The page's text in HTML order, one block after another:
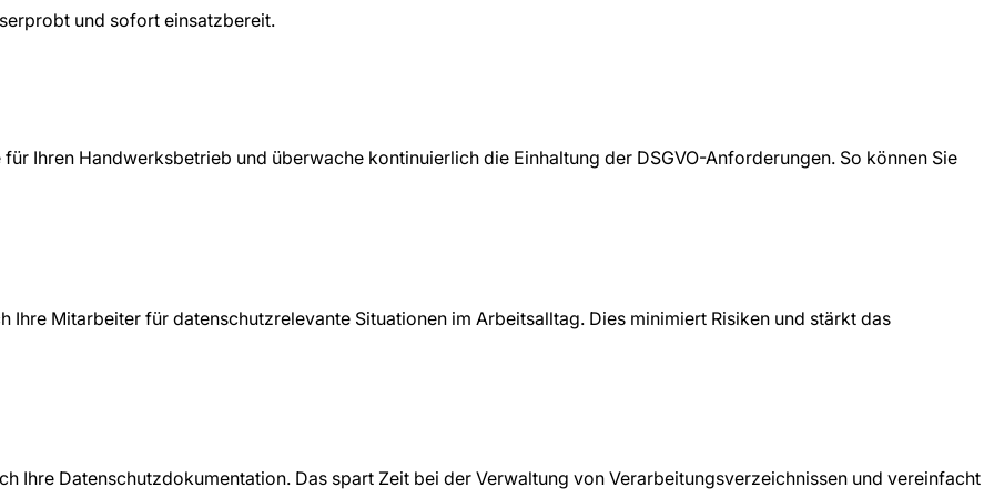
und sofort einsatzbereit.
Ihren Handwerksbetrieb und überwache kontinuierlich die Einhaltung der DSGVO-Anforderungen. So können Sie
Ihre Mitarbeiter für datenschutzrelevante Situationen im Arbeitsalltag. Dies minimiert Risiken und stärkt das
Ihre Datenschutzdokumentation. Das spart Zeit bei der Verwaltung von Verarbeitungsverzeichnissen und vereinfacht